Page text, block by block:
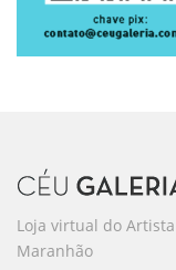
Loja virtual do
Maranhão